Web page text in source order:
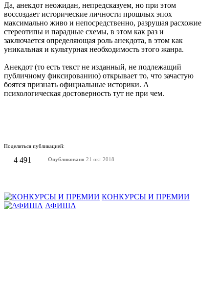
Да, анекдот неожидан, непредсказуем, но при этом
воссоздает исторические личности прошлых эпох
максимально живо и непосредственно, разрушая расхожие
стереотипы и парадные схемы, в этом как раз и
заключается определяющая роль анекдота, в этом как
уникальная и культурная необходимость этого жанра.
Анекдот (то есть текст не изданный, не подлежащий
публичному фиксированию) открывает то, что зачастую
боятся признать официальные историки. А
психологическая достоверность тут не при чем.
Поделиться публикацией:
4 491 Опубликовано 21 окт 2018
КОНКУРСЫ И ПРЕМИИ
АФИША